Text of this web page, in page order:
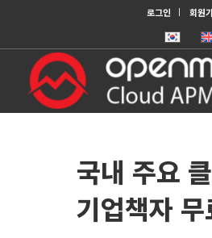
로그인 회원
국내 주요
기업책자 무